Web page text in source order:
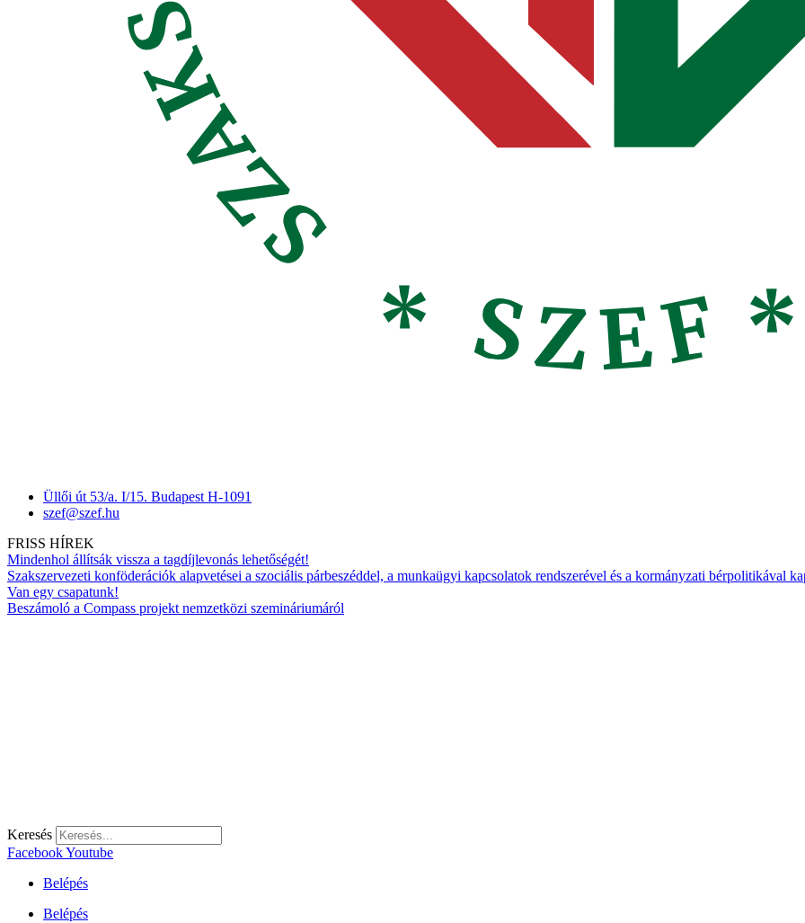
Üllői út 53/a. I/15. Budapest H-1091
szef@szef.hu
FRISS HÍREK
Mindenhol állítsák vissza a tagdíjlevonás lehetőségét!
Szakszervezeti konföderációk alapvetései a szociális párbeszéddel, a munkaügyi kapcsolatok rendszerével és a kormányzati bérpolitikával
Van egy csapatunk!
Beszámoló a Compass projekt nemzetközi szemináriumáról
Keresés
FacebookYoutube
Belépés
Belépés